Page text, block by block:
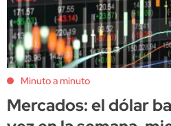
Minuto a minuto
Mercados: el dólar